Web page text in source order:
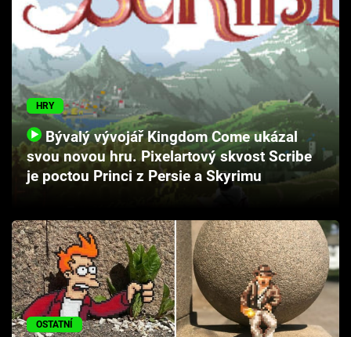
Filmy
Seriály
Hry
Cool Esport
Pořady
TV Program
Sledujte prima+
Přihlášení
HRY
Bývalý vývojář Kingdom Come ukázal
svou novou hru. Pixelartový skvost Scribe
je poctou Princi z Persie a Skyrimu
OSTATNÍ